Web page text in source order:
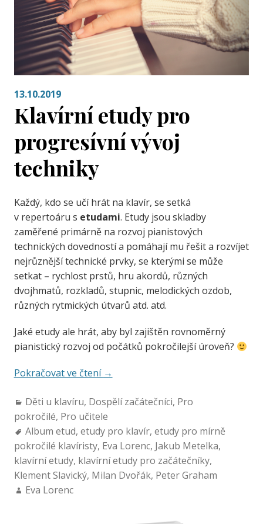
13.10.2019
Klavírní etudy pro
progresívní vývoj
techniky
Každý, kdo se učí hrát na klavír, se setká
v repertoáru s etudami. Etudy jsou skladby
zaměřené primárně na rozvoj pianistových
technických dovedností a pomáhají mu řešit a rozvíjet
nejrůznější technické prvky, se kterými se může
setkat – rychlost prstů, hru akordů, různých
dvojhmatů, rozkladů, stupnic, melodických ozdob,
různých rytmických útvarů atd. atd.
Jaké etudy ale hrát, aby byl zajištěn rovnoměrný
pianistický rozvoj od počátků pokročilejší úroveň?
Pokračovat ve čtení →
Děti u klavíru, Dospělí začátečníci, Pro
pokročilé, Pro učitele
Album etud, etudy pro klavír, etudy pro mírně
pokročilé klavíristy, Eva Lorenc, Jakub Metelka,
klavírní etudy, klavírní etudy pro začátečníky,
Klement Slavický, Milan Dvořák, Peter Graham
Eva Lorenc